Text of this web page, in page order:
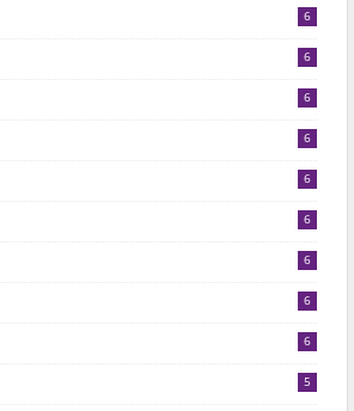
6
6
6
6
6
6
6
6
6
5